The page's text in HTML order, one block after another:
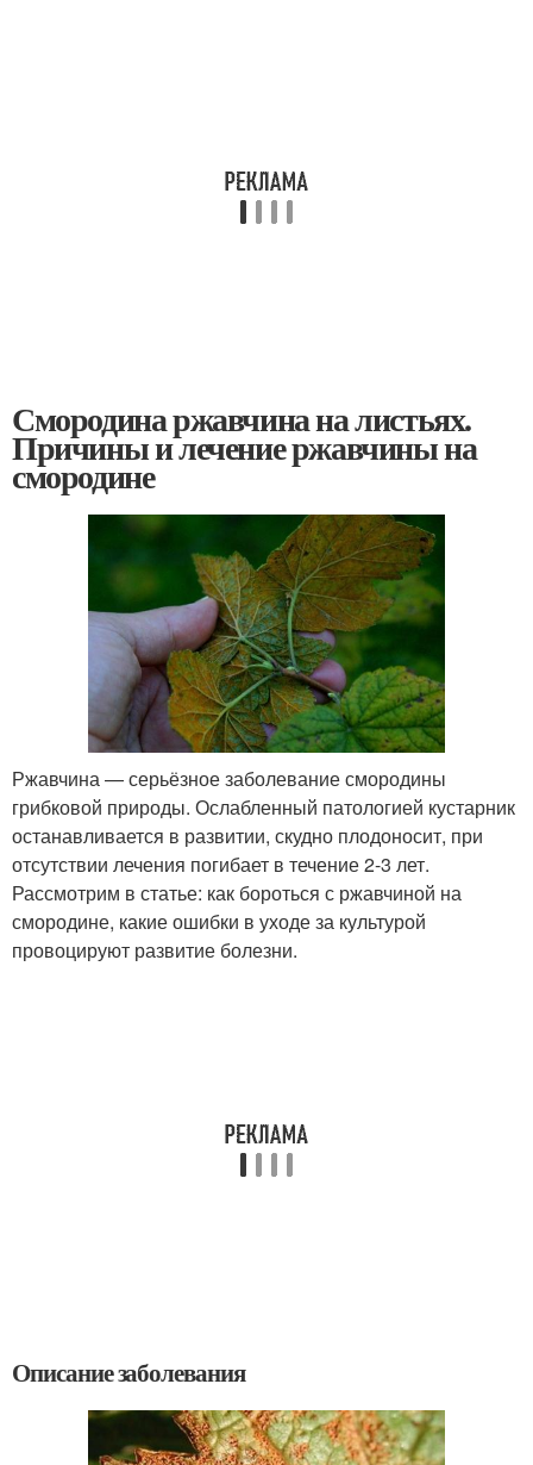
Смородина ржавчина на листьях.
Причины и лечение ржавчины на
смородине
Ржавчина — серьёзное заболевание смородины
грибковой природы. Ослабленный патологией кустарник
останавливается в развитии, скудно плодоносит, при
отсутствии лечения погибает в течение 2-3 лет.
Рассмотрим в статье: как бороться с ржавчиной на
смородине, какие ошибки в уходе за культурой
провоцируют развитие болезни.
Описание заболевания